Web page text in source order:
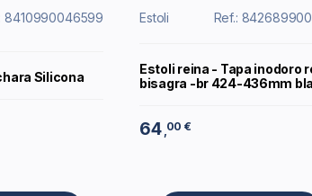
8410990046599
Silicona
Estoli Ref.:
Estoli reina - Tapa inodoro
bisagra -br 424-436mm
64 ,00 €